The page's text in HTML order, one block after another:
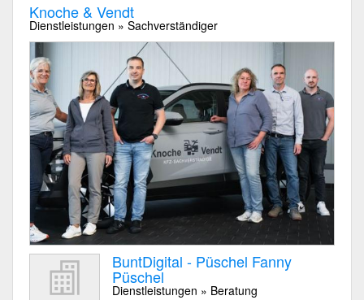
Knoche & Vendt
Dienstleistungen » Sachverständiger
BuntDigital - Püschel Fanny
Püschel
Dienstleistungen » Beratung